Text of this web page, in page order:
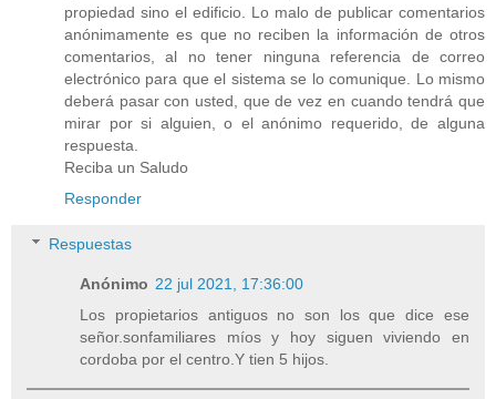
propiedad sino el edificio. Lo malo de publicar comentarios
anónimamente es que no reciben la información de otros
comentarios, al no tener ninguna referencia de correo
electrónico para que el sistema se lo comunique. Lo mismo
deberá pasar con usted, que de vez en cuando tendrá que
mirar por si alguien, o el anónimo requerido, de alguna
respuesta.
Reciba un Saludo
Responder
Respuestas
Anónimo 22 jul 2021, 17:36:00
Los propietarios antiguos no son los que dice ese
señor.sonfamiliares míos y hoy siguen viviendo en
cordoba por el centro.Y tien 5 hijos.